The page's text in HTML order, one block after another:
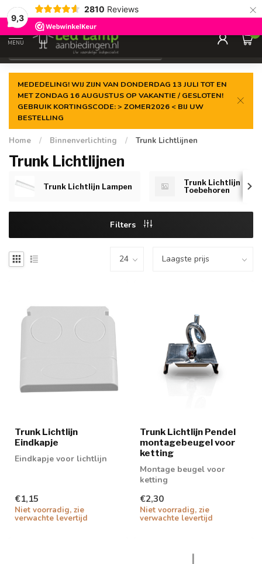
9,3
2810 Reviews ×
Gegarandeerde delaagste prijs
MENU
0
MEDEDELING! WIJ ZIJN VAN DONDERDAG 13 JULI TOT EN
MET ZONDAG 16 AUGUSTUS OP VAKANTIE / GESLOTEN!
GEBRUIK KORTINGSCODE: > ZOMER2026 < BIJ UW
BESTELLING
Home / Binnenverlichting / Trunk Lichtlijnen
Trunk Lichtlijnen
Trunk Lichtlijn Lampen
Trunk Lichtlijn
Toebehoren
Filters
Trunk Lichtlijn
Eindkapje
Eindkapje voor lichtlijn
€1,15
Niet voorradig, zie
verwachte levertijd
Trunk Lichtlijn Pendel
montagebeugel voor
ketting
Montage beugel voor
ketting
€2,30
Niet voorradig, zie
verwachte levertijd